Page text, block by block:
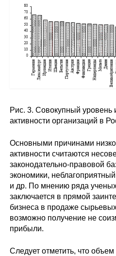
Рис. 3. Совокупный уровень
активности организаций в
Основными причинами
активности считаются
законодательно-правовой
экономики,
и др. По мнению ряда
заключается в прямой
бизнеса в продаже
возможно получение не
прибыли.
Следует отметить, что